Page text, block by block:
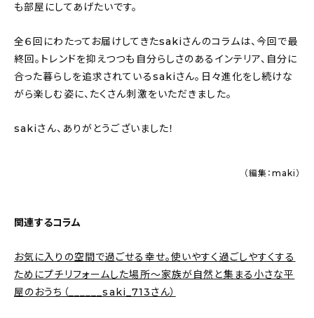
も部屋にしてあげたいです。
全６回にわたってお届けしてきたsakiさんのコラムは、今回で最
終回。トレンドを抑えつつも自分らしさのあるインテリア、自分に
合った暮らしを追求されているsakiさん。日々進化をし続けな
がら楽しむ姿に、たくさん刺激をいただきました。
sakiさん、ありがとうございました！
（編集：maki）
関連するコラム
お気に入りの空間で過ごせる幸せ。使いやすく過ごしやすくする
ためにプチリフォームした場所〜家族が自然と集まる小さな平
屋のおうち（______saki_713さん）